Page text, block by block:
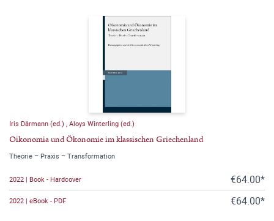
Iris Därmann (ed.) Aloys Winterling (ed.)
Oikonomia und Ökonomie im klassischen Griechenland
Theorie – Praxis – Transformation
2022 | Book - Hardcover €64.00*
2022 | eBook - PDF €64.00*